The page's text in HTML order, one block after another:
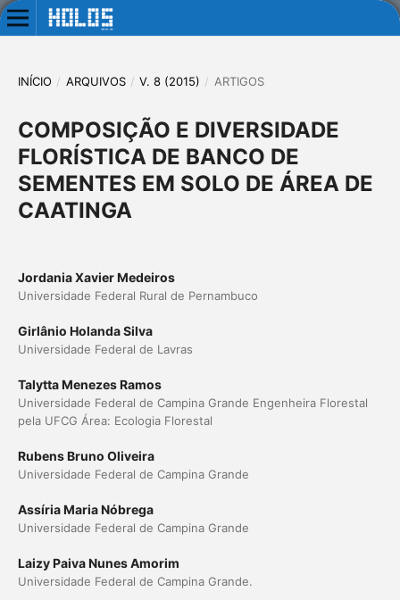
INÍCIO / ARQUIVOS / V. 8 (2015) / ARTIGOS
COMPOSIÇÃO E DIVERSIDADE
FLORÍSTICA DE BANCO DE
SEMENTES EM SOLO DE ÁREA DE
CAATINGA
Jordania Xavier Medeiros
Universidade Federal Rural de Pernambuco
Girlânio Holanda Silva
Universidade Federal de Lavras
Talytta Menezes Ramos
Universidade Federal de Campina Grande Engenheira Florestal
pela UFCG Área: Ecologia Florestal
Rubens Bruno Oliveira
Universidade Federal de Campina Grande
Assíria Maria Nóbrega
Universidade Federal de Campina Grande
Laizy Paiva Nunes Amorim
Universidade Federal de Campina Grande.